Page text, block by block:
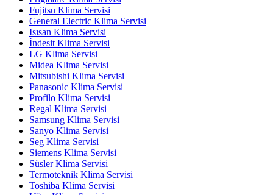
Fujitsu Klima Servisi
General Electric Klima Servisi
Isısan Klima Servisi
İndesit Klima Servisi
LG Klima Servisi
Midea Klima Servisi
Mitsubishi Klima Servisi
Panasonic Klima Servisi
Profilo Klima Servisi
Regal Klima Servisi
Samsung Klima Servisi
Sanyo Klima Servisi
Seg Klima Servisi
Siemens Klima Servisi
Süsler Klima Servisi
Termoteknik Klima Servisi
Toshiba Klima Servisi